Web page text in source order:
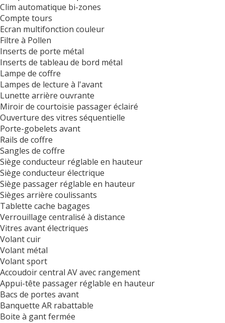
Clim automatique bi-zones
Compte tours
Ecran multifonction couleur
Filtre à Pollen
Inserts de porte métal
Inserts de tableau de bord métal
Lampe de coffre
Lampes de lecture à l'avant
Lunette arrière ouvrante
Miroir de courtoisie passager éclairé
Ouverture des vitres séquentielle
Porte-gobelets avant
Rails de coffre
Sangles de coffre
Siège conducteur réglable en hauteur
Siège conducteur électrique
Siège passager réglable en hauteur
Sièges arrière coulissants
Tablette cache bagages
Verrouillage centralisé à distance
Vitres avant électriques
Volant cuir
Volant métal
Volant sport
Accoudoir central AV avec rangement
Appui-tête passager réglable en hauteur
Bacs de portes avant
Banquette AR rabattable
Boite à gant fermée